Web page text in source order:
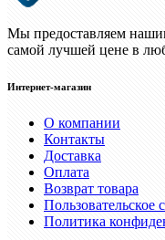
Мы предоставляем
самой лучшей цене в
Интернет-магазин
О компании
Контакты
Доставка
Оплата
Возврат товара
Пользовательское
Политика